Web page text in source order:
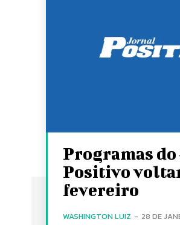
Programas
Positivo
fevereiro
WASHINGTON LUIZ - 28 DE